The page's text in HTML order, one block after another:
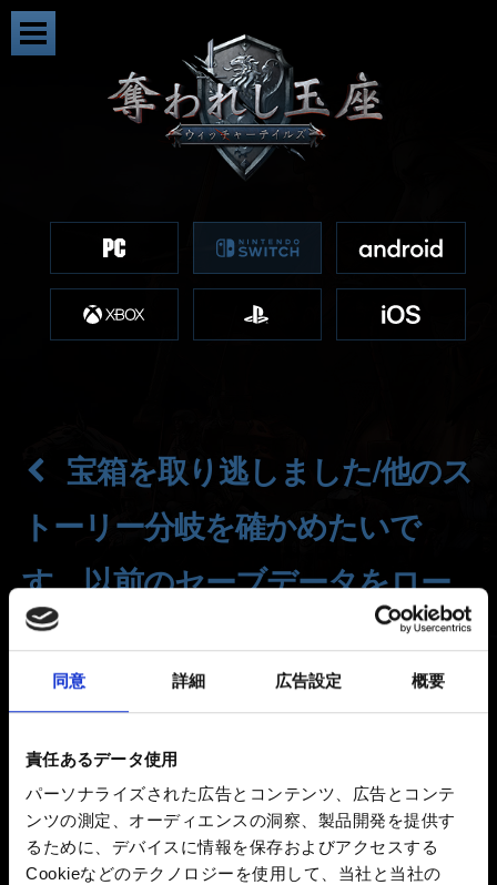
同意 詳細 広告設定 概要
責任あるデータ使用
パーソナライズされた広告とコンテンツ、広告とコンテ
ンツの測定、オーディエンスの洞察、製品開発を提供す
るために、デバイスに情報を保存およびアクセスする
Cookieなどのテクノロジーを使用して、当社と当社の
宝箱を取り逃しました/他のス
トーリー分岐を確かめたいで
す。以前のセーブデータをロー
ドすることはできますか？
本格的なロールプレイ体験をしていただくため、プレイ
ヤーにはそれぞれの選択と結果を受け止め、そのまま旅
を続行していただく仕様になっています。
ですが、最後までクリアすると好きなチャプターまで戻
ることが可能になります！